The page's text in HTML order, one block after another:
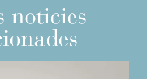
noticies